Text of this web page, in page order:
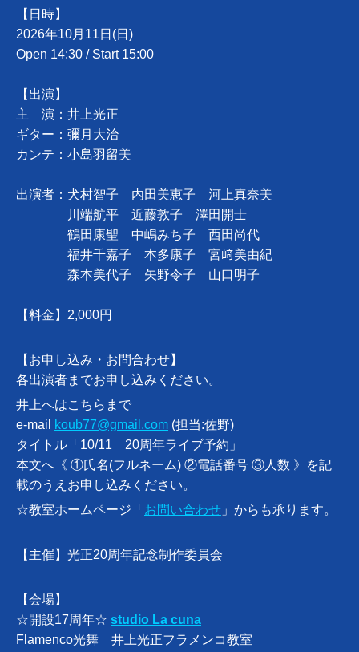
【日時】
2026年10月11日(日)
Open 14:30 / Start 15:00
【出演】
主 演：井上光正
ギター：彌月大治
カンテ：小島羽留美
出演者：犬村智子 内田美恵子 河上真奈美
川端航平 近藤敦子 澤田開士
鶴田康聖 中嶋みち子 西田尚代
福井千嘉子 本多康子 宮﨑美由紀
森本美代子 矢野令子 山口明子
【料金】2,000円
【お申し込み・お問合わせ】
各出演者までお申し込みください。
井上へはこちらまで
e-mail
koub77@gmail.com (担当:佐野)
タイトル「10/11 20周年ライブ予約」
本文へ《 ①氏名(フルネーム) ②電話番号 ③人数 》を記
載のうえお申し込みください。
☆教室ホームページ「 お問い合わせ 」からも承ります。
【主催】光正20周年記念制作委員会
【会場】
☆開設17周年☆ studio La cuna
Flamenco光舞 井上光正フラメンコ教室